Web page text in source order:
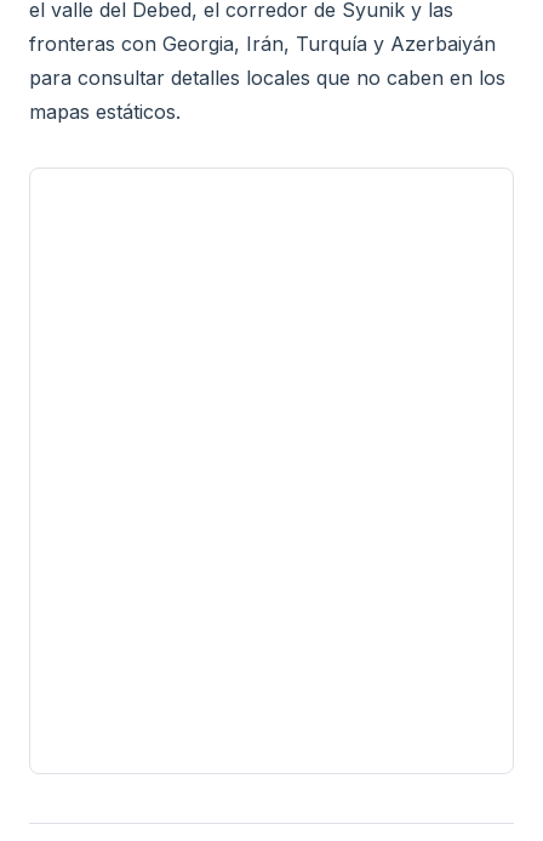
el valle del Debed, el corredor de Syunik y las
fronteras con Georgia, Irán, Turquía y Azerbaiyán
para consultar detalles locales que no caben en los
mapas estáticos.